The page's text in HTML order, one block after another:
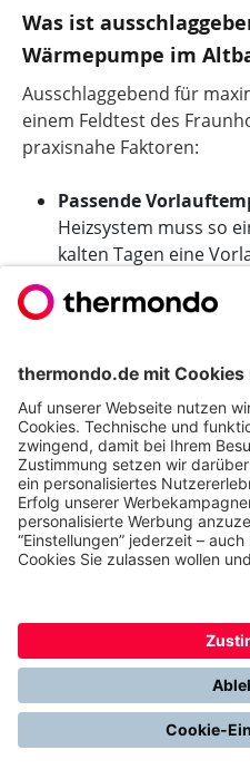
Was ist
Wärmepumpe im
Ausschlaggebend für
einem Feldtest des
praxisnahe Faktoren:
Passende
Heizsystem muss so
kalten Tagen eine
Wärmepumpen
kleiner Heizkörper
bspw.
Hydraulischer
sichergestellt, dass
exakt mit der
wird. Das entlastet die
den Stromverbrauch
hydraulischer
Korrekte
darf für einen Altbau
dimensioniert sein.
Heizlastberechnung
Fundament für einen